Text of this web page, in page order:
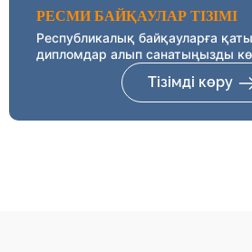
РЕСМИ БАЙҚАУЛАР ТІЗІМІ
Республикалық байқауларға
дипломдар алып санатыңызды
Тізімді көру